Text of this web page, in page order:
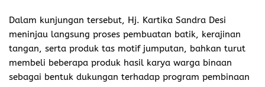
Dalam kunjungan tersebut, Hj. Kartika Sandra Desi
meninjau langsung proses pembuatan batik, kerajinan
tangan, serta produk tas motif jumputan, bahkan turut
membeli beberapa produk hasil karya warga binaan
sebagai bentuk dukungan terhadap program pembinaan